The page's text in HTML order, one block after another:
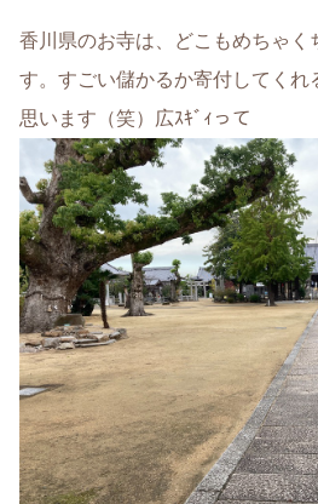
香川県のお寺は、どこもめちゃく
す。すごい儲かるか寄付してくれ
思います（笑）広ｽｷﾞｨって